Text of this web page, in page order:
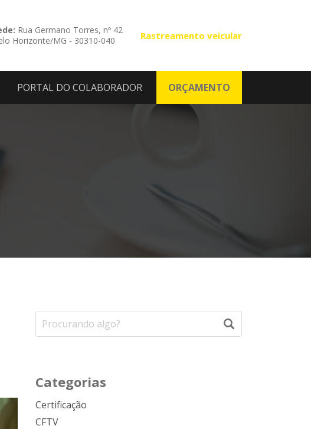
Rua Germano Torres, nº 42
Horizonte/MG - 30310-040
Rastreamento veicular
PORTAL DO COLABORADOR ORÇAMENTO
Categorias
Certificação
CFTV